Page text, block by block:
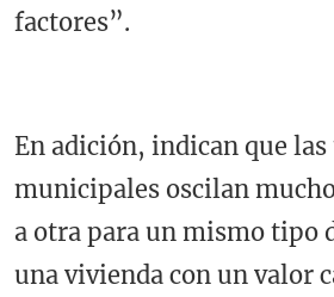
factores”.
En adición, indican que las
municipales oscilan
a otra para un mismo tipo
una vivienda con un valor